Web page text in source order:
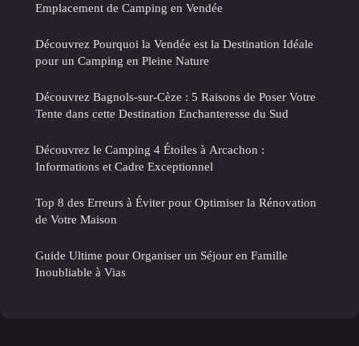
Emplacement de Camping en Vendée
Découvrez Pourquoi la Vendée est la Destination Idéale
pour un Camping en Pleine Nature
Découvrez Bagnols-sur-Cèze : 5 Raisons de Poser Votre
Tente dans cette Destination Enchanteresse du Sud
Découvrez le Camping 4 Étoiles à Arcachon :
Informations et Cadre Exceptionnel
Top 8 des Erreurs à Éviter pour Optimiser la Rénovation
de Votre Maison
Guide Ultime pour Organiser un Séjour en Famille
Inoubliable à Vias